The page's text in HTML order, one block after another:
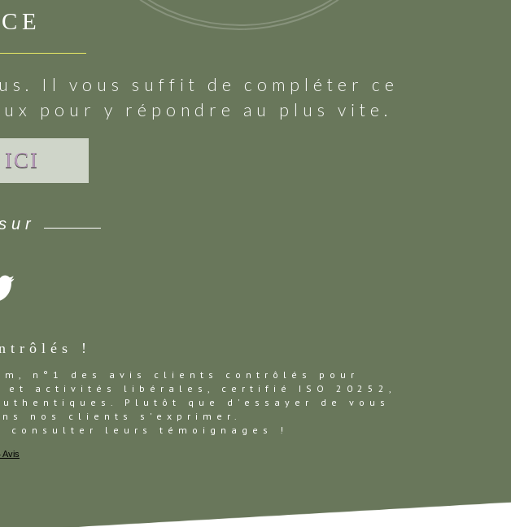
Il vous suffit de compléter ce
pour y répondre au plus vite.
ICI
!
n°1 des avis clients contrôlés pour
activités libérales, certifié ISO 20252,
Plutôt que d'essayer de vous
nos clients s'exprimer.
leurs témoignages !